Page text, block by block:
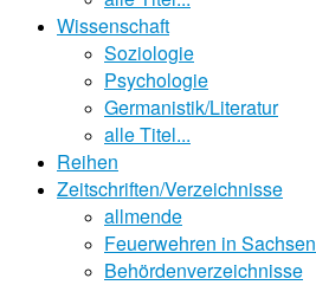
Wissenschaft
Soziologie
Psychologie
Germanistik/Literatur
alle Titel...
Reihen
Zeitschriften/Verzeichnisse
allmende
Feuerwehren in
Behördenverzeichnisse